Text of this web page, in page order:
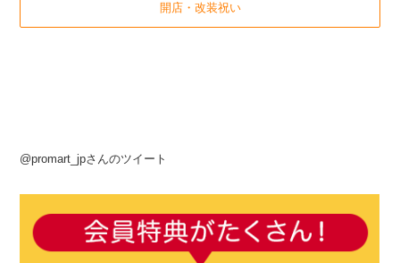
開店・改装祝い
@promart_jpさんのツイート